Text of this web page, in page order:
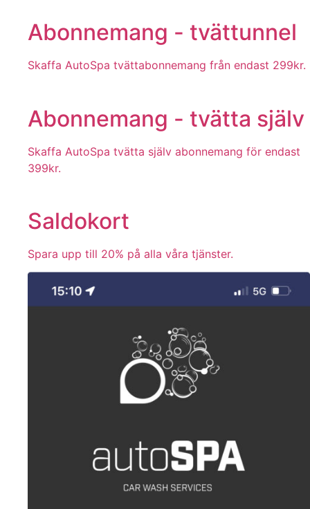
Abonnemang - tvättunnel
Skaffa AutoSpa tvättabonnemang från endast 299kr.
Abonnemang - tvätta själv
Skaffa AutoSpa tvätta själv abonnemang för endast
399kr.
Saldokort
Spara upp till 20% på alla våra tjänster.